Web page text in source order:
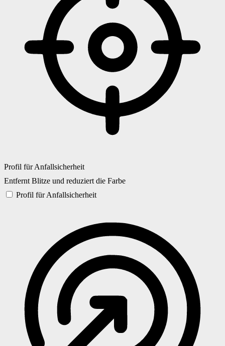
Profil für Anfallsicherheit
Entfernt Blitze und reduziert die Farbe
Profil für Anfallsicherheit